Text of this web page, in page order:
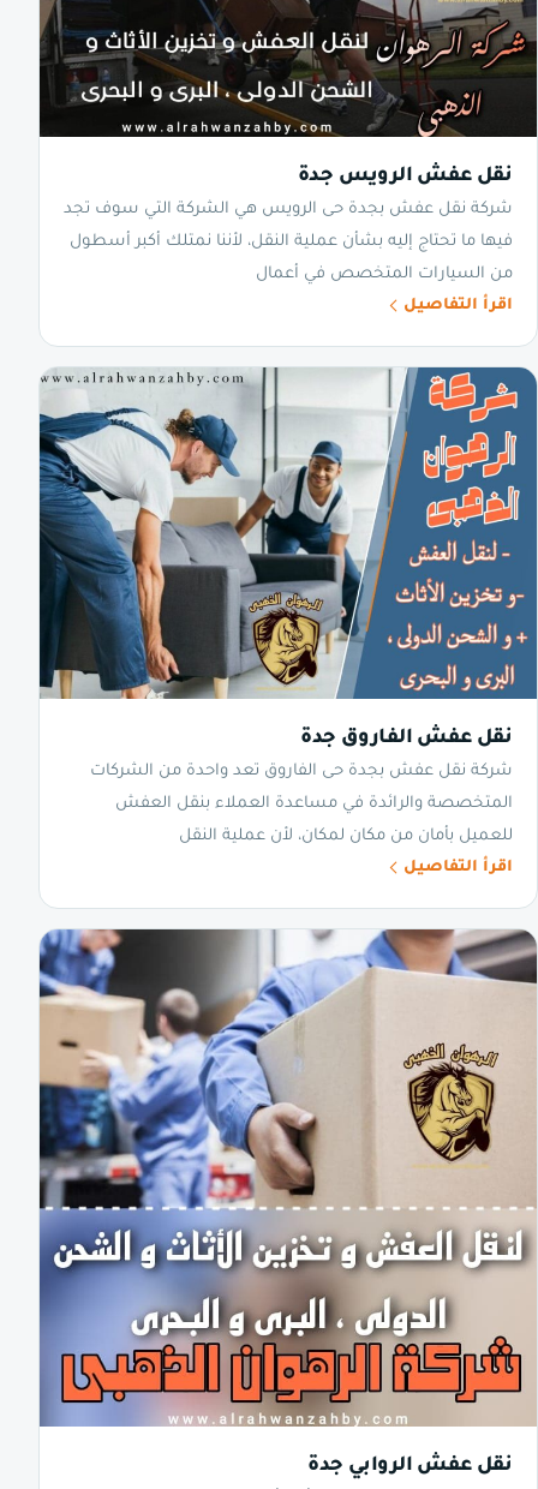
نقل عفش الرويس جدة
شركة نقل عفش بجدة حى الرويس هي الشركة التي سوف تجد
فيها ما تحتاج إليه بشأن عملية النقل، لأننا نمتلك أكبر أسطول
من السيارات المتخصص في أعمال
اقرأ التفاصيل
نقل عفش الفاروق جدة
شركة نقل عفش بجدة حى الفاروق تعد واحدة من الشركات
المتخصصة والرائدة في مساعدة العملاء بنقل العفش
للعميل بأمان من مكان لمكان، لأن عملية النقل
اقرأ التفاصيل
نقل عفش الروابي جدة